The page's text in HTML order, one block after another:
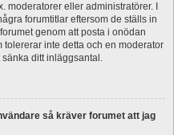
eller administratörer. I
forumtitlar eftersom de ställs in
genom att posta i onödan
tolererar inte detta och en moderator
ditt inläggsantal.
så kräver forumet att jag